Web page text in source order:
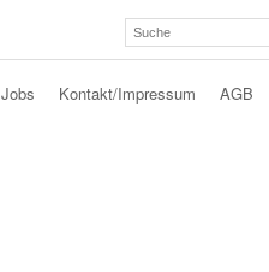
Jobs Kontakt/Impressum AGB